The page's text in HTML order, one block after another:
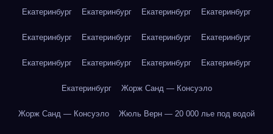
Екатеринбург Екатеринбург Екатеринбург Екатеринбург
Екатеринбург Екатеринбург Екатеринбург Екатеринбург
Екатеринбург Екатеринбург Екатеринбург Екатеринбург
Екатеринбург Жорж Санд — Консуэло
Жорж Санд — Консуэло Жюль Верн — 20 000 лье под водой